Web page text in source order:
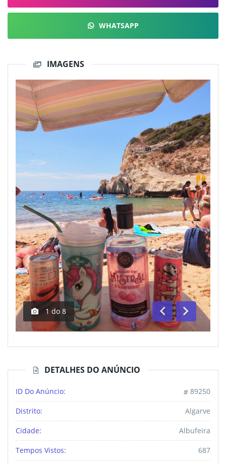
WHATSAPP
IMAGENS
1 do 8
AnteriorSegue
DETALHES DO ANÚNCIO
ID Do Anúncio: 89250
Distrito: Algarve
Cidade: Albufeira
Tempos Vistos: 687